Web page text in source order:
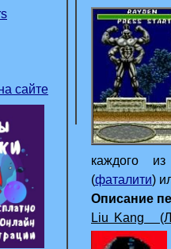
каждого из
(фаталити)
Описание
Liu Kang
«Белый
сайте